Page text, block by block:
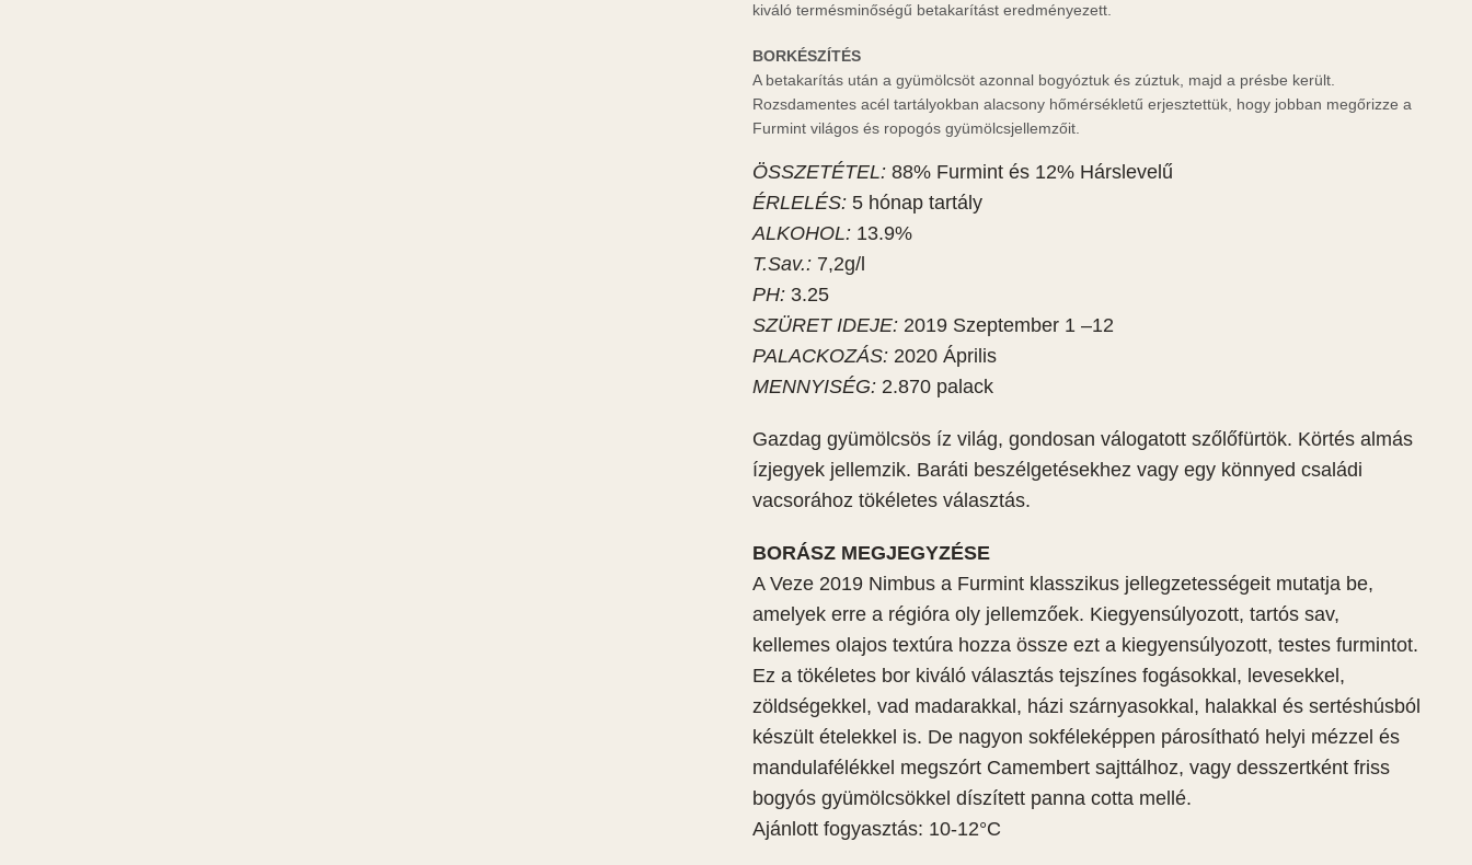
kiváló termésminőségű betakarítást eredményezett.
BORKÉSZÍTÉS
A betakarítás után a gyümölcsöt azonnal bogyóztuk és zúztuk, majd a présbe került.
Rozsdamentes acél tartályokban alacsony hőmérsékletű erjesztettük, hogy jobban megőrizze a
Furmint világos és ropogós gyümölcsjellemzőit.
ÖSSZETÉTEL: 88% Furmint és 12% Hárslevelű
ÉRLELÉS: 5 hónap tartály
ALKOHOL: 13.9%
T.Sav.: 7,2g/l
PH: 3.25
SZÜRET IDEJE: 2019 Szeptember 1 –12
PALACKOZÁS: 2020 Április
MENNYISÉG: 2.870 palack
Gazdag gyümölcsös íz világ, gondosan válogatott szőlőfürtök. Körtés almás
ízjegyek jellemzik. Baráti beszélgetésekhez vagy egy könnyed családi
vacsorához tökéletes választás.
BORÁSZ MEGJEGYZÉSE
A Veze 2019 Nimbus a Furmint klasszikus jellegzetességeit mutatja be,
amelyek erre a régióra oly jellemzőek. Kiegyensúlyozott, tartós sav,
kellemes olajos textúra hozza össze ezt a kiegyensúlyozott, testes furmintot.
Ez a tökéletes bor kiváló választás tejszínes fogásokkal, levesekkel,
zöldségekkel, vad madarakkal, házi szárnyasokkal, halakkal és sertéshúsból
készült ételekkel is. De nagyon sokféleképpen párosítható helyi mézzel és
mandulafélékkel megszórt Camembert sajttálhoz, vagy desszertként friss
bogyós gyümölcsökkel díszített panna cotta mellé.
Ajánlott fogyasztás: 10-12°C
HÍRLEVÉL
Engedje meg hogy időnként tájékoztassuk új borainkról rendezvényeinkről